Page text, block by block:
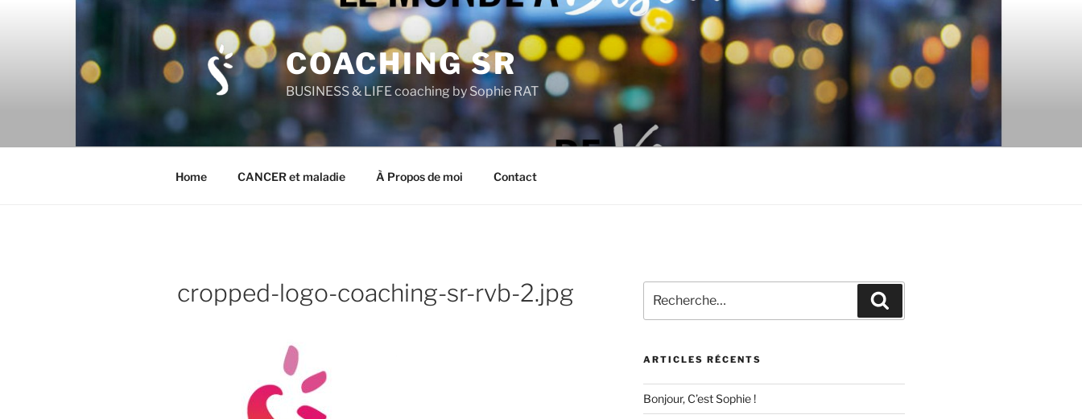
COACHING SR
BUSINESS & LIFE coaching by Sophie RAT
Home CANCER et maladie À Propos de moi Contact
cropped-logo-coaching-sr-rvb-2.jpg
pour
:
ARTICLES RÉCENTS
Bonjour, C’est Sophie !